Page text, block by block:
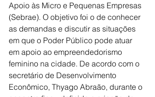
Apoio às Micro e Pequenas Empresas
(Sebrae). O objetivo foi o de conhecer
as demandas e discutir as situações
em que o Poder Público pode atuar
em apoio ao empreendedorismo
feminino na cidade. De acordo com o
secretário de Desenvolvimento
Econômico, Thyago Abraão, durante o